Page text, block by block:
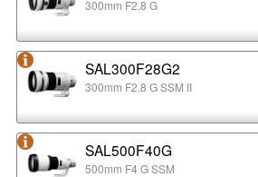
300mm F2.8 G
SAL300F28G2
300mm F2.8 G SSM II
SAL500F40G
500mm F4 G SSM